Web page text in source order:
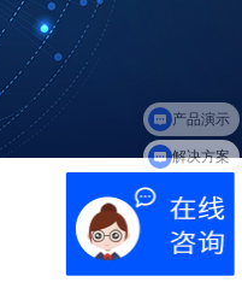
产品演示
解决方案